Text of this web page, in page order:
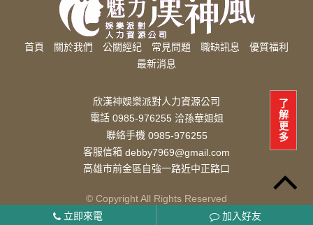
了
解
更
多
首頁 關於我們 公關經紀 常見問題 職缺訊息
優質福利
最新消息
欣漢神娛樂派對人力資源公司
電話 0985-976255 洽孫華姐姐
聯絡手機 0985-976255
客服信箱 debby7969@gmail.com
高雄市前金區自強一路近中正路口
© Copyright All Rights Reserved
可以放心的高雄經紀公司公司，如果需要在短時間內打工賺錢存取，相信酒店業
立即來電 加入好友